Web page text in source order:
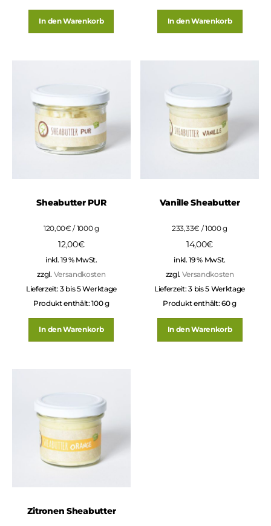
In den Warenkorb In den Warenkorb
Sheabutter PUR
120,00€ /1000g
12,00€
inkl. 19 % MwSt.
zzgl. Versandkosten
Lieferzeit:3 bis 5 Werktage
Produkt enthält: 100g
In den Warenkorb
Vanille Sheabutter
233,33€ /1000g
14,00€
inkl. 19 % MwSt.
zzgl. Versandkosten
Lieferzeit:3 bis 5 Werktage
Produkt enthält: 60g
In den Warenkorb
Zitronen Sheabutter